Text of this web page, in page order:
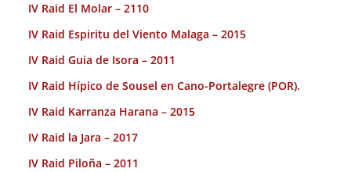
IV Raid El Molar – 2110
IV Raid Espiritu del Viento Malaga – 2015
IV Raid Guia de Isora – 2011
IV Raid Hípico de Sousel en Cano-Portalegre (POR).
IV Raid Karranza Harana – 2015
IV Raid la Jara – 2017
IV Raid Piloña – 2011